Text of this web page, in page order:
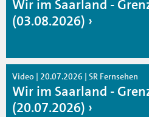
Wir im Saarland -
(03.08.2026)
Video | 20.07.2026 | SR Fernsehen
Wir im Saarland -
(20.07.2026)